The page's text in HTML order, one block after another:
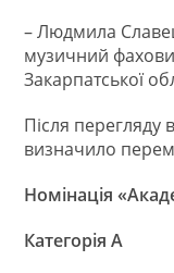
– Людмила
музичний
Закарпатської
Після перегляду
визначило
Номінація
Категорія А